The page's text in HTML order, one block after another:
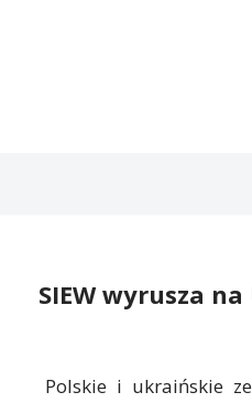
SIEW wyrusza
Polskie i ukraińskie